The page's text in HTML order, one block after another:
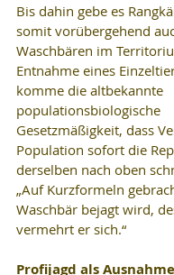
Bis dahin gebe es
somit vorübergehend
Waschbären im
Entnahme eines
komme die altbekannte
populationsbiologische
Gesetzmäßigkeit, dass
Population sofort die
derselben nach oben
„Auf Kurzformeln
Waschbär bejagt wird,
vermehrt er sich.“
Profijagd als Ausnahme